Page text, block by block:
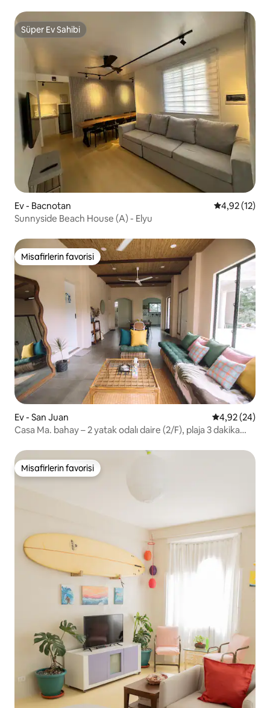
Süper Ev Sahibi
Süper Ev Sahibi
Ev - Bacnotan 5 üzerinden
4,92 (12)
Sunnyside Beach House (A) - Elyu
Misafirlerin favorisi
Misafirlerin favorisi
Ev - San Juan 5 üzerinden
4,92 (24)
Casa Ma. bahay – 2 yatak odalı daire (2/F), plaja 3 dakika
Misafirlerin favorisi
Misafirlerin favorisi